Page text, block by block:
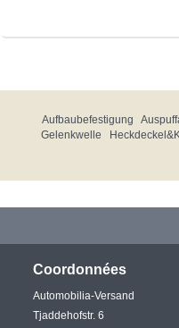
Aufbaubefestigung
Gelenkwelle
Coordonnées
Automobilia-Versand
Tjaddehofstr. 6